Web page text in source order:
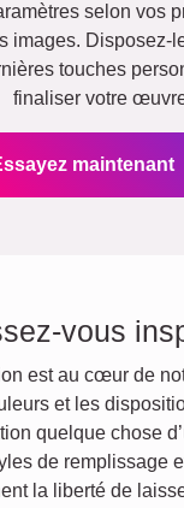
selon vos
images. Disposez-
touches
finaliser votre
maintenant
vous
est au cœur de
et les
quelque chose
de remplissage
la liberté de